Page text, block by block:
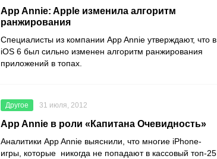
App Annie: Apple изменила алгоритм
ранжирования
Специалисты из компании App Annie утверждают, что в
iOS 6 был сильно изменен алгоритм ранжирования
приложений в топах.
Другое 31 июля, 2012
App Annie в роли «Капитана Очевидность»
Аналитики App Annie выяснили, что многие iPhone-
игры, которые никогда не попадают в кассовый топ-25